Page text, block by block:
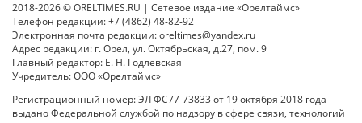
2018-2026 © ORELTIMES.RU | Сетевое издание «Орелтаймс»
Телефон редакции: +7 (4862) 48-82-92
Электронная почта редакции: oreltimes@yandex.ru
Адрес редакции: г. Орел, ул. Октябрьская, д.27, пом. 9
Главный редактор: Е. Н. Годлевская
Учредитель: ООО «Орелтаймс»
Регистрационный номер: ЭЛ ФС77-73833 от 19 октября 2018 года
выдано Федеральной службой по надзору в сфере связи, технологий